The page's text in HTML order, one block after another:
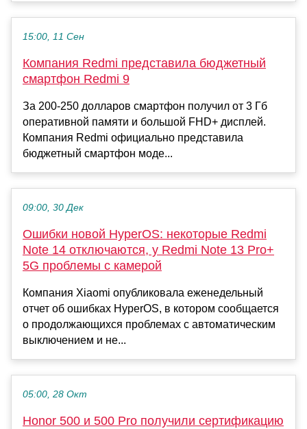
15:00, 11 Сен
Компания Redmi представила бюджетный
смартфон Redmi 9
За 200-250 долларов смартфон получил от 3 Гб
оперативной памяти и большой FHD+ дисплей.
Компания Redmi официально представила
бюджетный смартфон моде...
09:00, 30 Дек
Ошибки новой HyperOS: некоторые Redmi
Note 14 отключаются, у Redmi Note 13 Pro+
5G проблемы с камерой
Компания Xiaomi опубликовала еженедельный
отчет об ошибках HyperOS, в котором сообщается
о продолжающихся проблемах с автоматическим
выключением и не...
05:00, 28 Окт
Honor 500 и 500 Pro получили сертификацию